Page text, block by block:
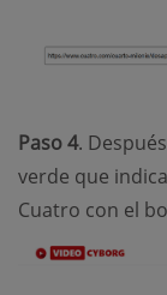
Paso 4.
verde que
Cuatro con el